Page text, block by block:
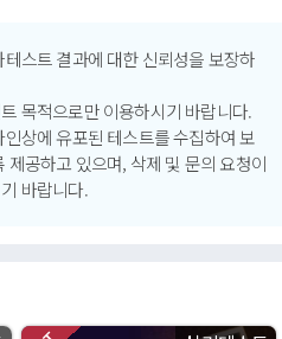
스트 결과에 대한 신뢰성을 보장하
목적으로만 이용하시기 바랍니다.
상에 유포된 테스트를 수집하여 보
제공하고 있으며, 삭제 및 문의 요청이
바랍니다.